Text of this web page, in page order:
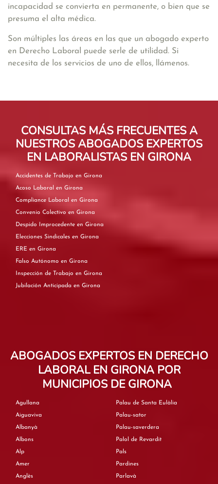
incapacidad se convierta en permanente, o bien que se
presuma el alta médica.
Son múltiples las áreas en las que un abogado experto
en Derecho Laboral puede serle de utilidad. Si
necesita de los servicios de uno de ellos, llámenos.
CONSULTAS MÁS FRECUENTES A
NUESTROS ABOGADOS EXPERTOS
EN LABORALISTAS EN GIRONA
Accidentes de Trabajo en Girona
Acoso Laboral en Girona
Compliance Laboral en Girona
Convenio Colectivo en Girona
Despido Improcedente en Girona
Elecciones Sindicales en Girona
ERE en Girona
Falso Autónomo en Girona
Inspección de Trabajo en Girona
Jubilación Anticipada en Girona
ABOGADOS EXPERTOS EN DERECHO
LABORAL EN GIRONA POR
MUNICIPIOS DE GIRONA
Agullana
Aiguaviva
Albanyà
Albons
Alp
Amer
Anglès
Palau de Santa Eulàlia
Palau-sator
Palau-saverdera
Palol de Revardit
Pals
Pardines
Parlavà